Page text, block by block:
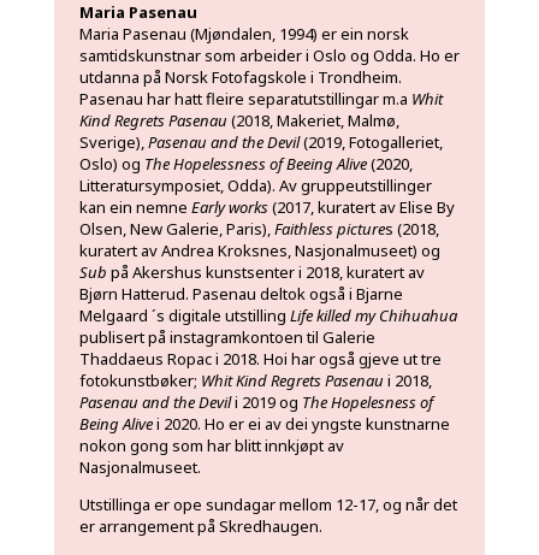
Maria Pasenau
Maria Pasenau (Mjøndalen, 1994) er ein norsk
samtidskunstnar som arbeider i Oslo og Odda. Ho er
utdanna på Norsk Fotofagskole i Trondheim.
Pasenau har hatt fleire separatutstillingar m.a Whit
Kind Regrets Pasenau (2018, Makeriet, Malmø,
Sverige),Pasenau and the Devil(2019, Fotogalleriet,
Oslo) og The Hopelessness of Beeing Alive(2020,
Litteratursymposiet, Odda). Av gruppeutstillinger
kan ein nemne Early works(2017, kuratert av Elise By
Olsen, New Galerie, Paris),Faithless pictures (2018,
kuratert av Andrea Kroksnes, Nasjonalmuseet) og
Sub på Akershus kunstsenter i 2018, kuratert av
Bjørn Hatterud. Pasenau deltok også i Bjarne
Melgaard ´s digitale utstilling Life killed my Chihuahua
publisert på instagramkontoen til Galerie
Thaddaeus Ropac i 2018. Hoi har også gjeve ut tre
fotokunstbøker; Whit Kind Regrets Pasenau i 2018,
Pasenau and the Devili 2019 og The Hopelesness of
Being Alivei 2020. Ho er ei av dei yngste kunstnarne
nokon gong som har blitt innkjøpt av
Nasjonalmuseet.
Utstillinga er ope sundagar mellom 12-17, og når det
er arrangement på Skredhaugen.